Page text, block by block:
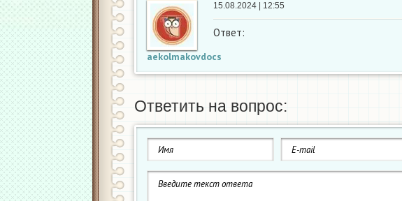
aekolmakovdocs
15.08.2024 | 12:55
Ответ:
Ответить на вопрос: